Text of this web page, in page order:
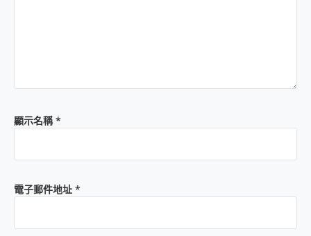
顯示名稱*
電子郵件地址 *